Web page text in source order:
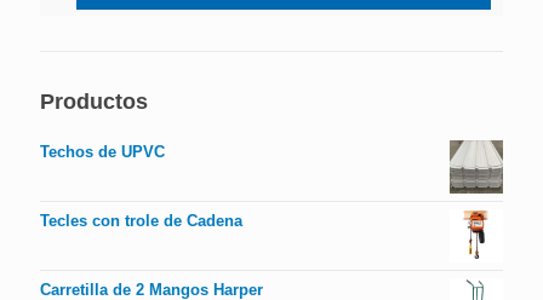
Productos
Techos de UPVC
Tecles con trole de Cadena
Carretilla de 2 Mangos Harper